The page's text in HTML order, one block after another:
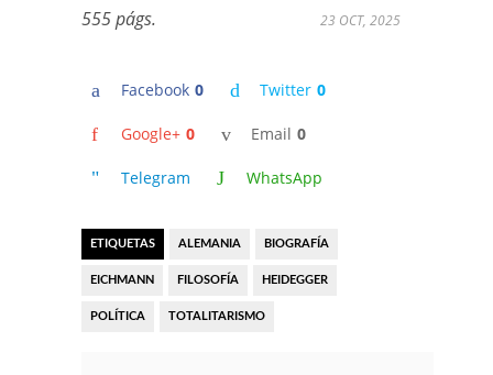
555 págs.
Facebook 0 Twitter 0
Google+ 0 Email 0
Telegram WhatsApp
23 OCT, 2025
ETIQUETAS ALEMANIA BIOGRAFÍA
EICHMANN FILOSOFÍA HEIDEGGER
POLÍTICA TOTALITARISMO